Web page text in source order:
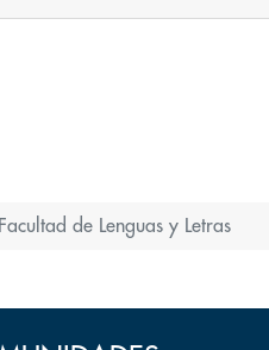
Facultad de Lenguas y Letras